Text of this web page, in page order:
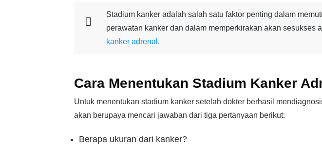
Stadium kanker adalah salah satu faktor penting dalam
perawatan kanker dan dalam memperkirakan akan sesukses
kanker adrenal .
Cara Menentukan Stadium Kanker
Untuk menentukan stadium kanker setelah dokter berhasil
akan berupaya mencari jawaban dari tiga pertanyaan berikut:
Berapa ukuran dari kanker?